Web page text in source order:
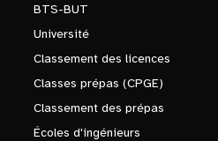
BTS-BUT
Université
Classement des licences
Classes prépas (CPGE)
Classement des prépas
Écoles d'ingénieurs